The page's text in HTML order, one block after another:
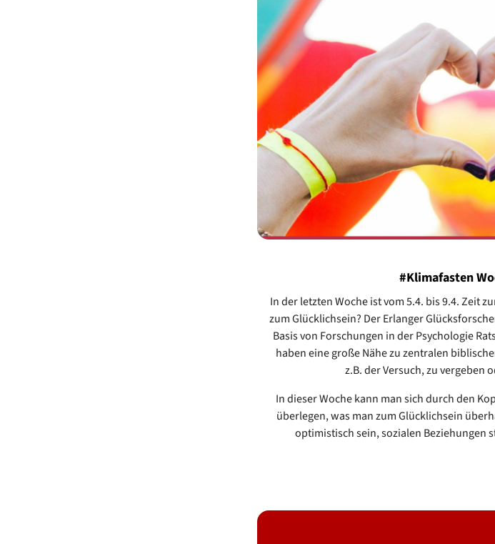
#Klimafasten
In der letzten Woche ist vom 5.4. bis 9.4. Zeit
zum Glücklichsein? Der Erlanger
Basis von Forschungen in der Psychologie
haben eine große Nähe zu zentralen
z.B. der Versuch, zu vergeben
In dieser Woche kann man sich durch den
überlegen, was man zum Glücklichsein
optimistisch sein, sozialen Beziehungen